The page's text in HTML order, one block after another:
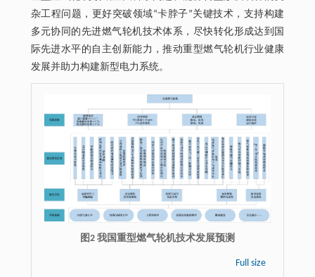
杂工程问题，更好突破领域“卡脖子”关键技术，支持构建
多元协同的先进燃气轮机技术体系，尽快转化形成达到国
际先进水平的自主创新能力，推动重型燃气轮机行业健康
发展并助力构建新型电力系统。
图2 我国重型燃气轮机技术发展预测
Full size